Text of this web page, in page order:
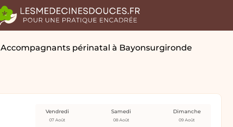
Accompagnants périnatal à Bayonsurgironde
Vendredi
07 Août
Samedi
08 Août
Dimanche
09 Août